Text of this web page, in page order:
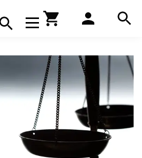
Avaa navigaatio
Hae